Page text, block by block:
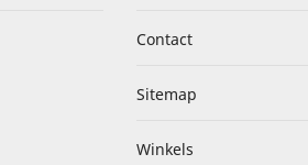
Contact
Sitemap
Winkels